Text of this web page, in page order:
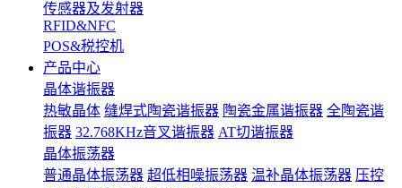
传感器及发射器
RFID&NFC
POS&税控机
产品中心
晶体谐振器
热敏晶体 缝焊式陶瓷谐振器 陶瓷金属谐振器 全陶瓷谐
振器 32.768KHz音叉谐振器 AT切谐振器
晶体振荡器
普通晶体振荡器 超低相噪振荡器 温补晶体振荡器 压控